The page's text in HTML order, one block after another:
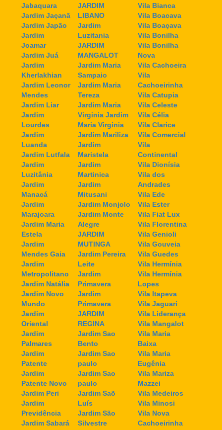
Jabaquara
Jardim Jaçanã
Jardim Japão
Jardim
Joamar
Jardim Juá
Jardim
Kherlakhian
Jardim Leonor
Mendes
Jardim Liar
Jardim
Lourdes
Jardim
Luanda
Jardim Lutfala
Jardim
Luzitânia
Jardim
Manacá
Jardim
Marajoara
Jardim Maria
Estela
Jardim
Mendes Gaia
Jardim
Metropolitano
Jardim Natália
Jardim Novo
Mundo
Jardim
Oriental
Jardim
Palmares
Jardim
Patente
Jardim
Patente Novo
Jardim Peri
Jardim
Previdência
Jardim Sabará
JARDIM
LIBANO
Jardim
Luzitania
JARDIM
MANGALOT
Jardim Maria
Sampaio
Jardim Maria
Tereza
Jardim Maria
Virginia Jardim
Maria Virginia
Jardim Mariliza
Jardim
Maristela
Jardim
Martinica
Jardim
Mitusani
Jardim Monjolo
Jardim Monte
Alegre
JARDIM
MUTINGA
Jardim Pereira
Leite
Jardim
Primavera
Jardim
Primavera
JARDIM
REGINA
Jardim Sao
Bento
Jardim Sao
paulo
Jardim Sao
paulo
Jardim Saõ
Luís
Jardim São
Silvestre
Vila Bianca
Vila Boacava
Vila Boaçava
Vila Bonilha
Vila Bonilha
Nova
Vila Cachoeira
Vila
Cachoeirinha
Vila Catupia
Vila Celeste
Vila Célia
Vila Clarice
Vila Comercial
Vila
Continental
Vila Dionísia
Vila dos
Andrades
Vila Ede
Vila Ester
Vila Fiat Lux
Vila Florentina
Vila Genioli
Vila Gouveia
Vila Guedes
Vila Hermínia
Vila Hermínia
Lopes
Vila Itapeva
Vila Jaguari
Vila Liderança
Vila Mangalot
Vila Maria
Baixa
Vila Maria
Eugênia
Vila Mariza
Mazzei
Vila Medeiros
Vila Minosi
Vila Nova
Cachoeirinha